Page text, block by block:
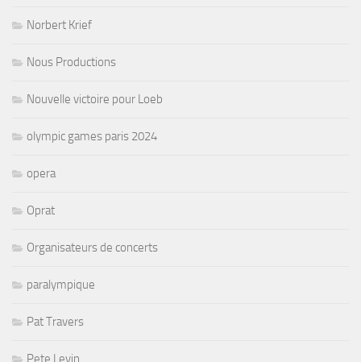
Norbert Krief
Nous Productions
Nouvelle victoire pour Loeb
olympic games paris 2024
opera
Oprat
Organisateurs de concerts
paralympique
Pat Travers